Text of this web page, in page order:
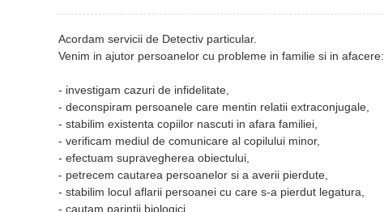
Acordam servicii de Detectiv particular.
Venim in ajutor persoanelor cu probleme in familie si in afacere:
- investigam cazuri de infidelitate,
- deconspiram persoanele care mentin relatii extraconjugale,
- stabilim existenta copiilor nascuti in afara familiei,
- verificam mediul de comunicare al copilului minor,
- efectuam supravegherea obiectului,
- petrecem cautarea persoanelor si a averii pierdute,
- stabilim locul aflarii persoanei cu care s-a pierdut legatura,
- cautam parintii biologici,